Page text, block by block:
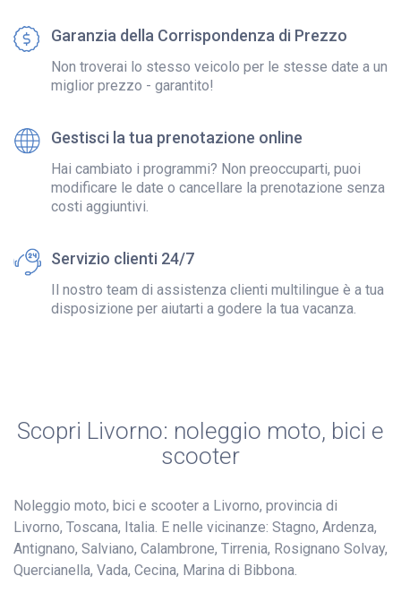
Garanzia della Corrispondenza di Prezzo
Non troverai lo stesso veicolo per le stesse date a un
miglior prezzo - garantito!
Gestisci la tua prenotazione online
Hai cambiato i programmi? Non preoccuparti, puoi
modificare le date o cancellare la prenotazione senza
costi aggiuntivi.
Servizio clienti 24/7
Il nostro team di assistenza clienti multilingue è a tua
disposizione per aiutarti a godere la tua vacanza.
Scopri Livorno: noleggio moto, bici e
scooter
Noleggio moto, bici e scooter a Livorno, provincia di
Livorno, Toscana, Italia. E nelle vicinanze: Stagno, Ardenza,
Antignano, Salviano, Calambrone, Tirrenia, Rosignano Solvay,
Quercianella, Vada, Cecina, Marina di Bibbona.